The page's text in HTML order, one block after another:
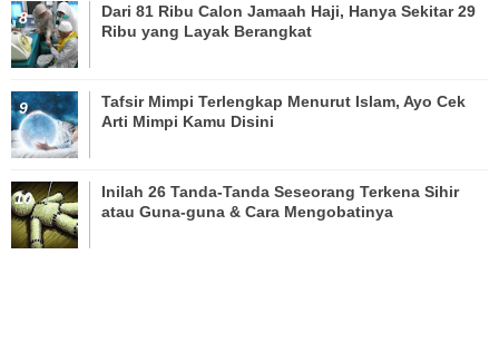
Dari 81 Ribu Calon Jamaah Haji, Hanya Sekitar 29
Ribu yang Layak Berangkat
Tafsir Mimpi Terlengkap Menurut Islam, Ayo Cek
Arti Mimpi Kamu Disini
Inilah 26 Tanda-Tanda Seseorang Terkena Sihir
atau Guna-guna & Cara Mengobatinya